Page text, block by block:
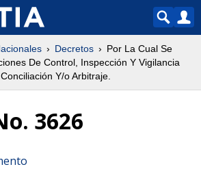
Decretos
Por La Cual Se
De Control, Inspección Y Vigilancia
Y/o Arbitraje.
3626